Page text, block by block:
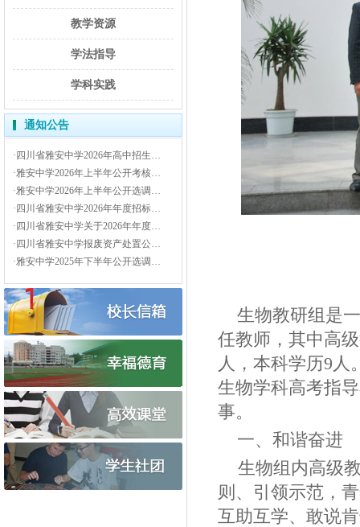
教学资源
学法指导
学科实践
通知公告
·四川省雅安中学2026年高中招生…
·雅安中学2026年上半年公开考核…
·雅安中学2026年上半年公开选调…
·四川省雅安中学2026年年度招标…
·四川省雅安中学关于2026年年度…
·四川省雅安中学报废资产处置公…
·雅安中学2025年下半年公开选调…
生物教研组是
任教师，其中高
人，本科学历9人
生物学科高考指
事。
一、和谐奋进
生物组内高级
则、引领示范，
互助互学、敢说